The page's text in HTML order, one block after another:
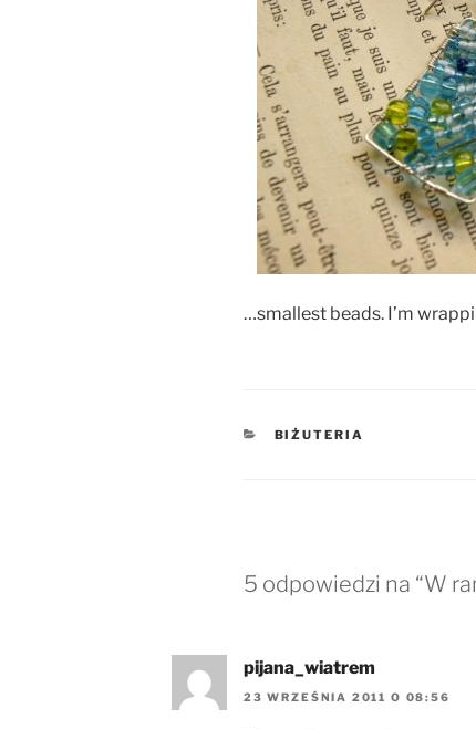
…smallest beads. I’m
KATEGORIE
BIŻUTERIA
5 odpowiedzi na “W
pijana_wiatrem
23 WRZEŚNIA 2011 O 08:56